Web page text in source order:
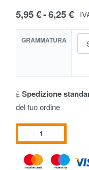
5,95€ 6,25€
GRAMMATURA
Spedizione
del tuo ordine